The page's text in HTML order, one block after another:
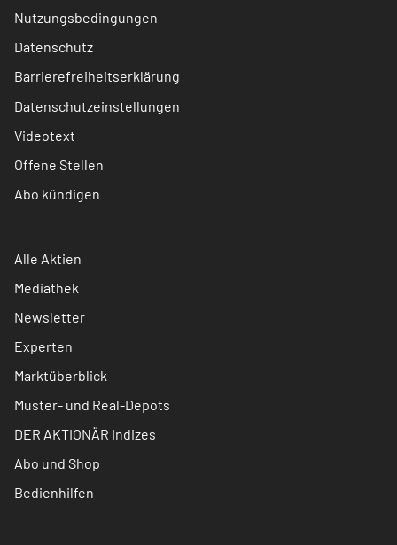
Nutzungsbedingungen
Datenschutz
Barrierefreiheitserklärung
Datenschutzeinstellungen
Videotext
Offene Stellen
Abo kündigen
Alle Aktien
Mediathek
Newsletter
Experten
Marktüberblick
Muster- und Real-Depots
DER AKTIONÄR Indizes
Abo und Shop
Bedienhilfen